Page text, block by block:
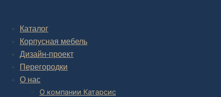
Каталог
Корпусная мебель
Дизайн-проект
Перегородки
О нас
О компании Катарсис
дизайн проекта интерьера,
В салоне мебелииинтернет магазине дизайнерской мебели
есть и готовые товары, которые можем доставить уже сегодня, и
корпусная мебель на заказ, включая кухни.